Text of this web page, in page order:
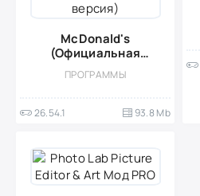
McDonald's
(Официальная
версия)
ПРОГРАММЫ
26.54.1 93.8 Mb